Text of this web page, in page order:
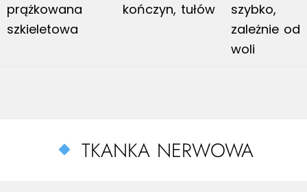
prążkowana
szkieletowa
kończyn, tułów
szybko,
zależnie od
woli
TKANKA NERWOWA